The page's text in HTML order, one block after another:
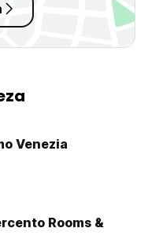
Venezia
Rooms &